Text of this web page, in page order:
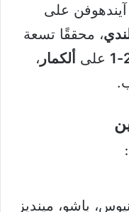
آيندهوفن على
، محققًا تسعة
على ألكمار ،
باشو، مينديز